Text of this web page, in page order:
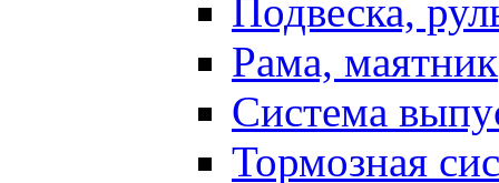
Подвеска,
Рама, маятник
Система
Тормозная